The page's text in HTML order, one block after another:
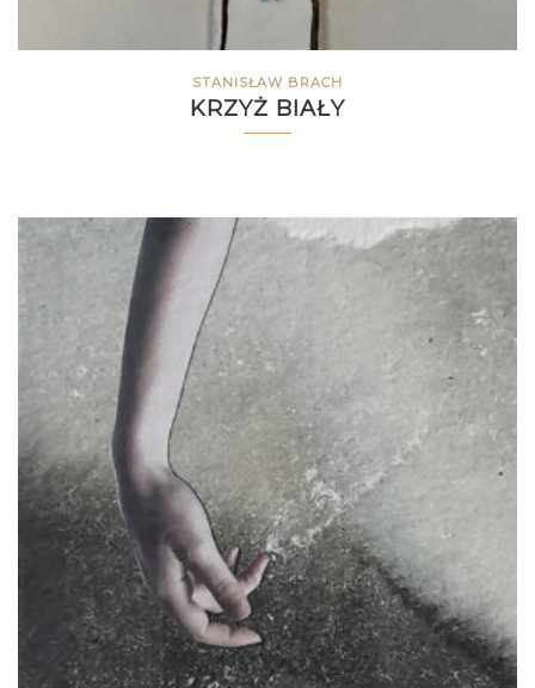
STANISŁAW BRACH
KRZYŻ BIAŁY